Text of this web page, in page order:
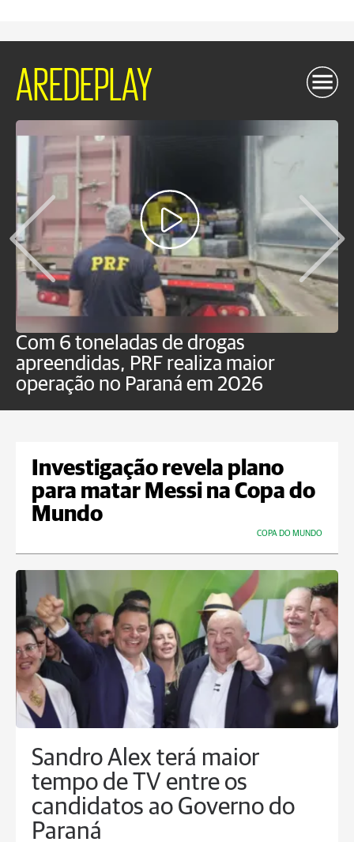
AREDEPLAY
Com 6 toneladas de drogas
apreendidas, PRF realiza maior
operação no Paraná em 2026
Investigação revela plano
para matar Messi na Copa do
Mundo
COPA DO MUNDO
Sandro Alex terá maior
tempo de TV entre os
candidatos ao Governo do
Paraná